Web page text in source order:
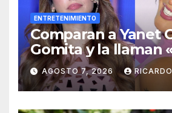
ENTRETENIMIENTO
Comparan a Yanet
Gomita y la llaman
Premium»
AGOSTO 7, 2026